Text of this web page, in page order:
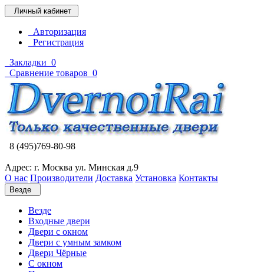
Личный кабинет
Авторизация
Регистрация
Закладки 0
Сравнение товаров 0
8 (495)769-80-98
Адрес: г. Москва ул. Минская д.9
О нас Производители Доставка Установка Контакты
Везде
Везде
Входные двери
Двери с окном
Двери с умным замком
Двери Чёрные
C окном